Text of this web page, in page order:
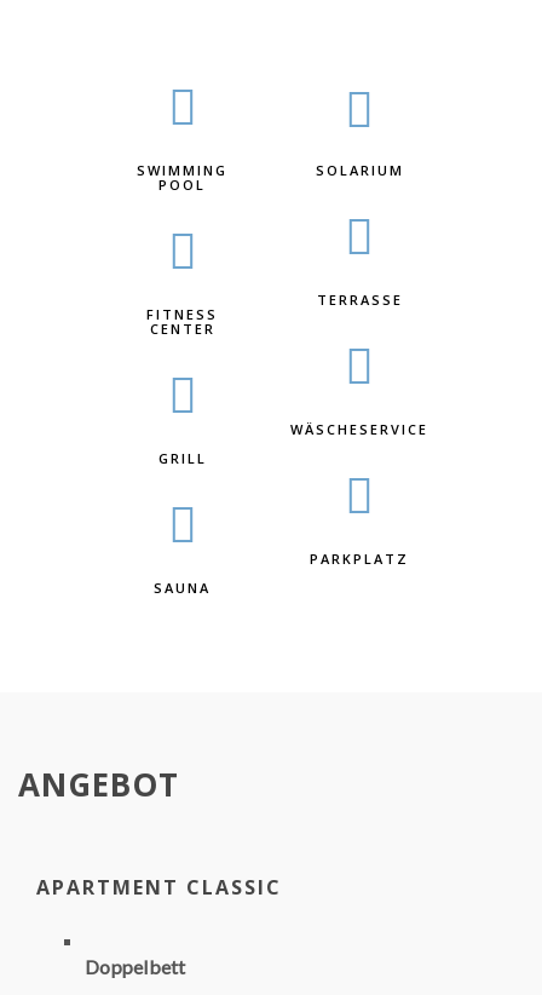
SWIMMING
POOL
FITNESS
CENTER
GRILL
SAUNA
SOLARIUM
TERRASSE
WÄSCHESERVICE
PARKPLATZ
ANGEBOT
APARTMENT CLASSIC
Doppelbett